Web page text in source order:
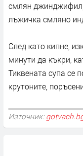
смлян
лъжичка смляно
След като кипне,
минути да къкри,
Тиквената супа се
крутоните,
Източник: